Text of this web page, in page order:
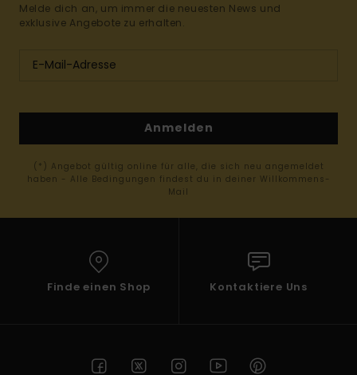
Melde dich an, um immer die neuesten News und
exklusive Angebote zu erhalten.
Anmelden
(*) Angebot gültig online für alle, die sich neu angemeldet
haben - Alle Bedingungen findest du in deiner Willkommens-
Mail
Finde einen Shop Kontaktiere Uns